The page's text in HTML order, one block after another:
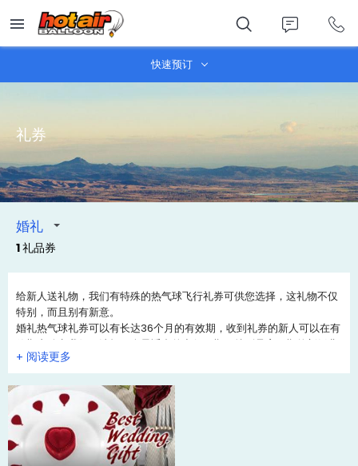
main
content
快速预订
礼券
1 礼品券
婚礼
给新人送礼物，我们有特殊的热气球飞行礼券可供您选择，这礼物不仅
特别，而且别有新意。
婚礼热气球礼券可以有长达36个月的有效期，收到礼券的新人可以在有
效期内致电我们，选择一个最适合的出行日期，特别是蜜月期的新婚燕
尔，乘热气球绝对是一个非常好蜜月旅行安排之一。当然您也可以给新
人在礼券上留下最诚挚的祝福，收到它的小两口将会尤其难忘的。
给新人选择礼物也是非常困难的一件事。尤其是对于很多在最后一刻还
没决定的你。我们的热气球礼券可以在线订购，并立即通过电子邮件发
送给您，如果您想让我们直接邮寄给新人，那就在订购后立即联系我
们，我们会安排邮寄到家。
+